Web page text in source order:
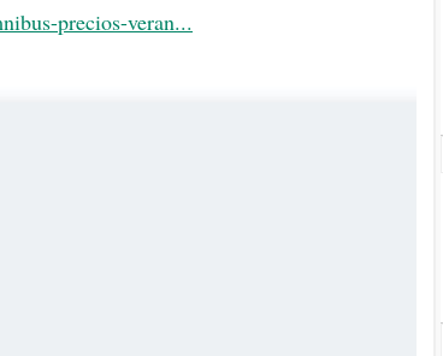
precios-veran...